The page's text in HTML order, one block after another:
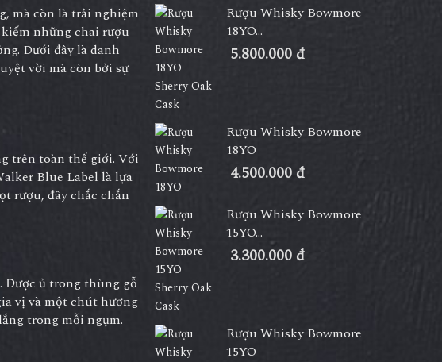
mà còn là trải nghiệm
những chai rượu
Dưới đây là danh
vời mà còn bởi sự
trên toàn thế giới. Với
Blue Label là lựa
rượu, đây chắc chắn
Được ủ trong thùng gỗ
vị và một chút hương
trong mỗi ngụm.
Rượu Whisky Bowmore
18YO...
5.800.000 đ
Rượu Whisky Bowmore
18YO
4.500.000 đ
Rượu Whisky Bowmore
15YO...
3.300.000 đ
Rượu Whisky Bowmore
15YO